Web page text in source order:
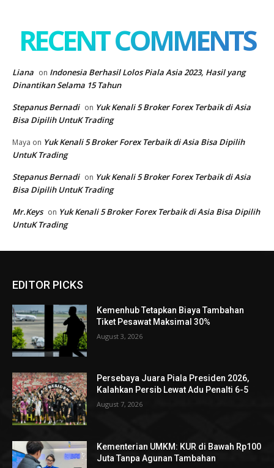
EDITOR PICKS
Kemenhub Tetapkan Biaya Tambahan
Tiket Pesawat Maksimal 30%
August 3, 2026
Persebaya Juara Piala Presiden 2026,
Kalahkan Persib Lewat Adu Penalti 6-5
August 7, 2026
Kementerian UMKM: KUR di Bawah Rp100
Juta Tanpa Agunan Tambahan